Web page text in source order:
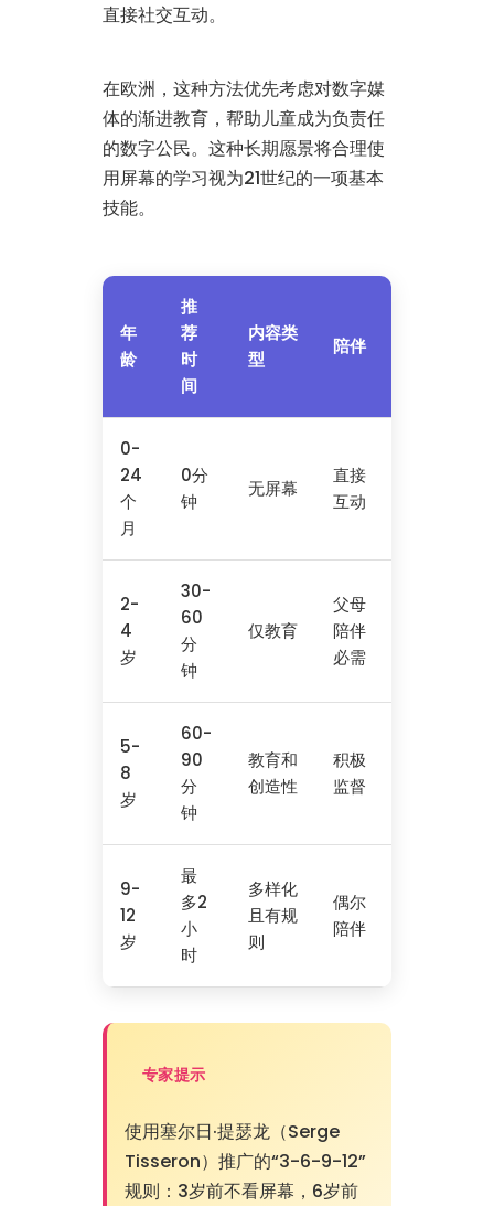
直接社交互动。
在欧洲，这种方法优先考虑对数字媒
体的渐进教育，帮助儿童成为负责任
的数字公民。这种长期愿景将合理使
用屏幕的学习视为21世纪的一项基本
技能。
年
龄
推
荐
时
间
内容类
型
陪伴
0-
24
个
月
0分
钟
无屏幕
直接
互动
2-
4
岁
30-
60
分
钟
仅教育
父母
陪伴
必需
5-
8
岁
60-
90
分
钟
教育和
创造性
积极
监督
9-
12
岁
最
多2
小
时
多样化
且有规
则
偶尔
陪伴
专家提示
使用塞尔日·提瑟龙（Serge
Tisseron）推广的“3-6-9-12”
规则：3岁前不看屏幕，6岁前